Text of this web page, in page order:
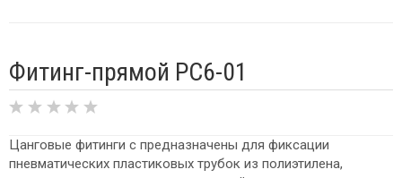
Фитинг-прямой PC6-01
Цанговые фитинги с предназначены для фиксации
пневматических пластиковых трубок из полиэтилена,